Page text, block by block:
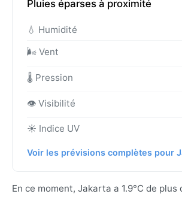
Pluies éparses à proximité
💧 Humidité
🌬️ Vent
🌡️ Pression
👁️ Visibilité
☀️ Indice UV
Voir les prévisions complètes pour
En ce moment, Jakarta a 1.9°C de plus